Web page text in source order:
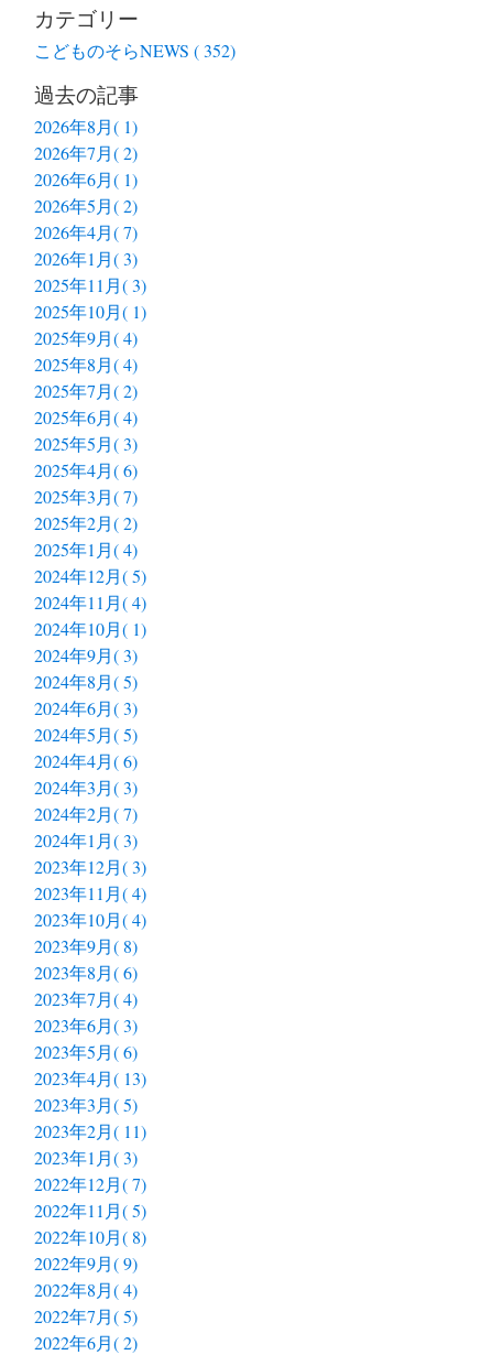
カテゴリー
こどものそらNEWS ( 352)
過去の記事
2026年8月( 1)
2026年7月( 2)
2026年6月( 1)
2026年5月( 2)
2026年4月( 7)
2026年1月( 3)
2025年11月( 3)
2025年10月( 1)
2025年9月( 4)
2025年8月( 4)
2025年7月( 2)
2025年6月( 4)
2025年5月( 3)
2025年4月( 6)
2025年3月( 7)
2025年2月( 2)
2025年1月( 4)
2024年12月( 5)
2024年11月( 4)
2024年10月( 1)
2024年9月( 3)
2024年8月( 5)
2024年6月( 3)
2024年5月( 5)
2024年4月( 6)
2024年3月( 3)
2024年2月( 7)
2024年1月( 3)
2023年12月( 3)
2023年11月( 4)
2023年10月( 4)
2023年9月( 8)
2023年8月( 6)
2023年7月( 4)
2023年6月( 3)
2023年5月( 6)
2023年4月( 13)
2023年3月( 5)
2023年2月( 11)
2023年1月( 3)
2022年12月( 7)
2022年11月( 5)
2022年10月( 8)
2022年9月( 9)
2022年8月( 4)
2022年7月( 5)
2022年6月( 2)